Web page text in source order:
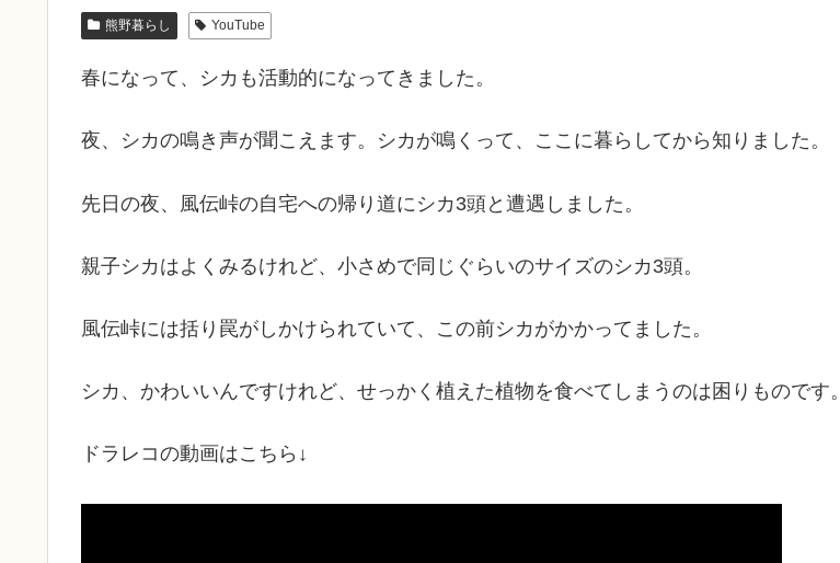
熊野暮らし YouTube
春になって、シカも活動的になってきました。
夜、シカの鳴き声が聞こえます。シカが鳴くって、ここに暮らしてから知りました。
先日の夜、風伝峠の自宅への帰り道にシカ3頭と遭遇しました。
親子シカはよくみるけれど、小さめで同じぐらいのサイズのシカ3頭。
風伝峠には括り罠がしかけられていて、この前シカがかかってました。
シカ、かわいいんですけれど、せっかく植えた植物を食べてしまうのは困りものです。
ドラレコの動画はこちら↓